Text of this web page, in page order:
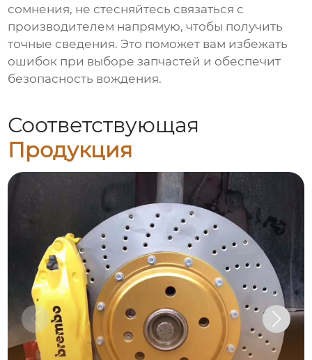
сомнения, не стесняйтесь связаться с
производителем напрямую, чтобы получить
точные сведения. Это поможет вам избежать
ошибок при выборе запчастей и обеспечит
безопасность вождения.
Соответствующая
Продукция